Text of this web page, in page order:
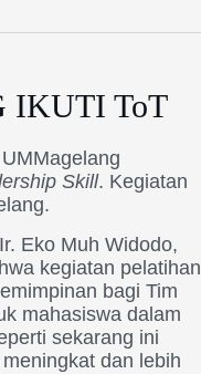
IKUTI ToT
Skill. Kegiatan
Eko Muh Widodo,
kegiatan pelatihan
bagi Tim
mahasiswa dalam
sekarang ini
dan lebih